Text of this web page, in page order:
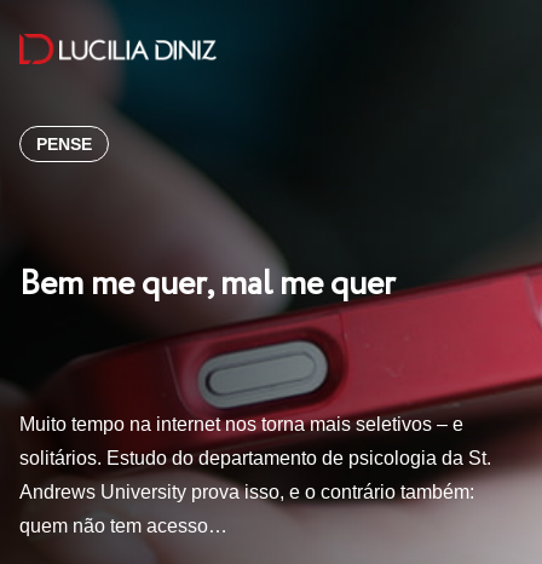
PENSE
Bem me quer, mal me quer
Muito tempo na internet nos torna mais seletivos – e
solitários. Estudo do departamento de psicologia da St.
Andrews University prova isso, e o contrário também:
quem não tem acesso…